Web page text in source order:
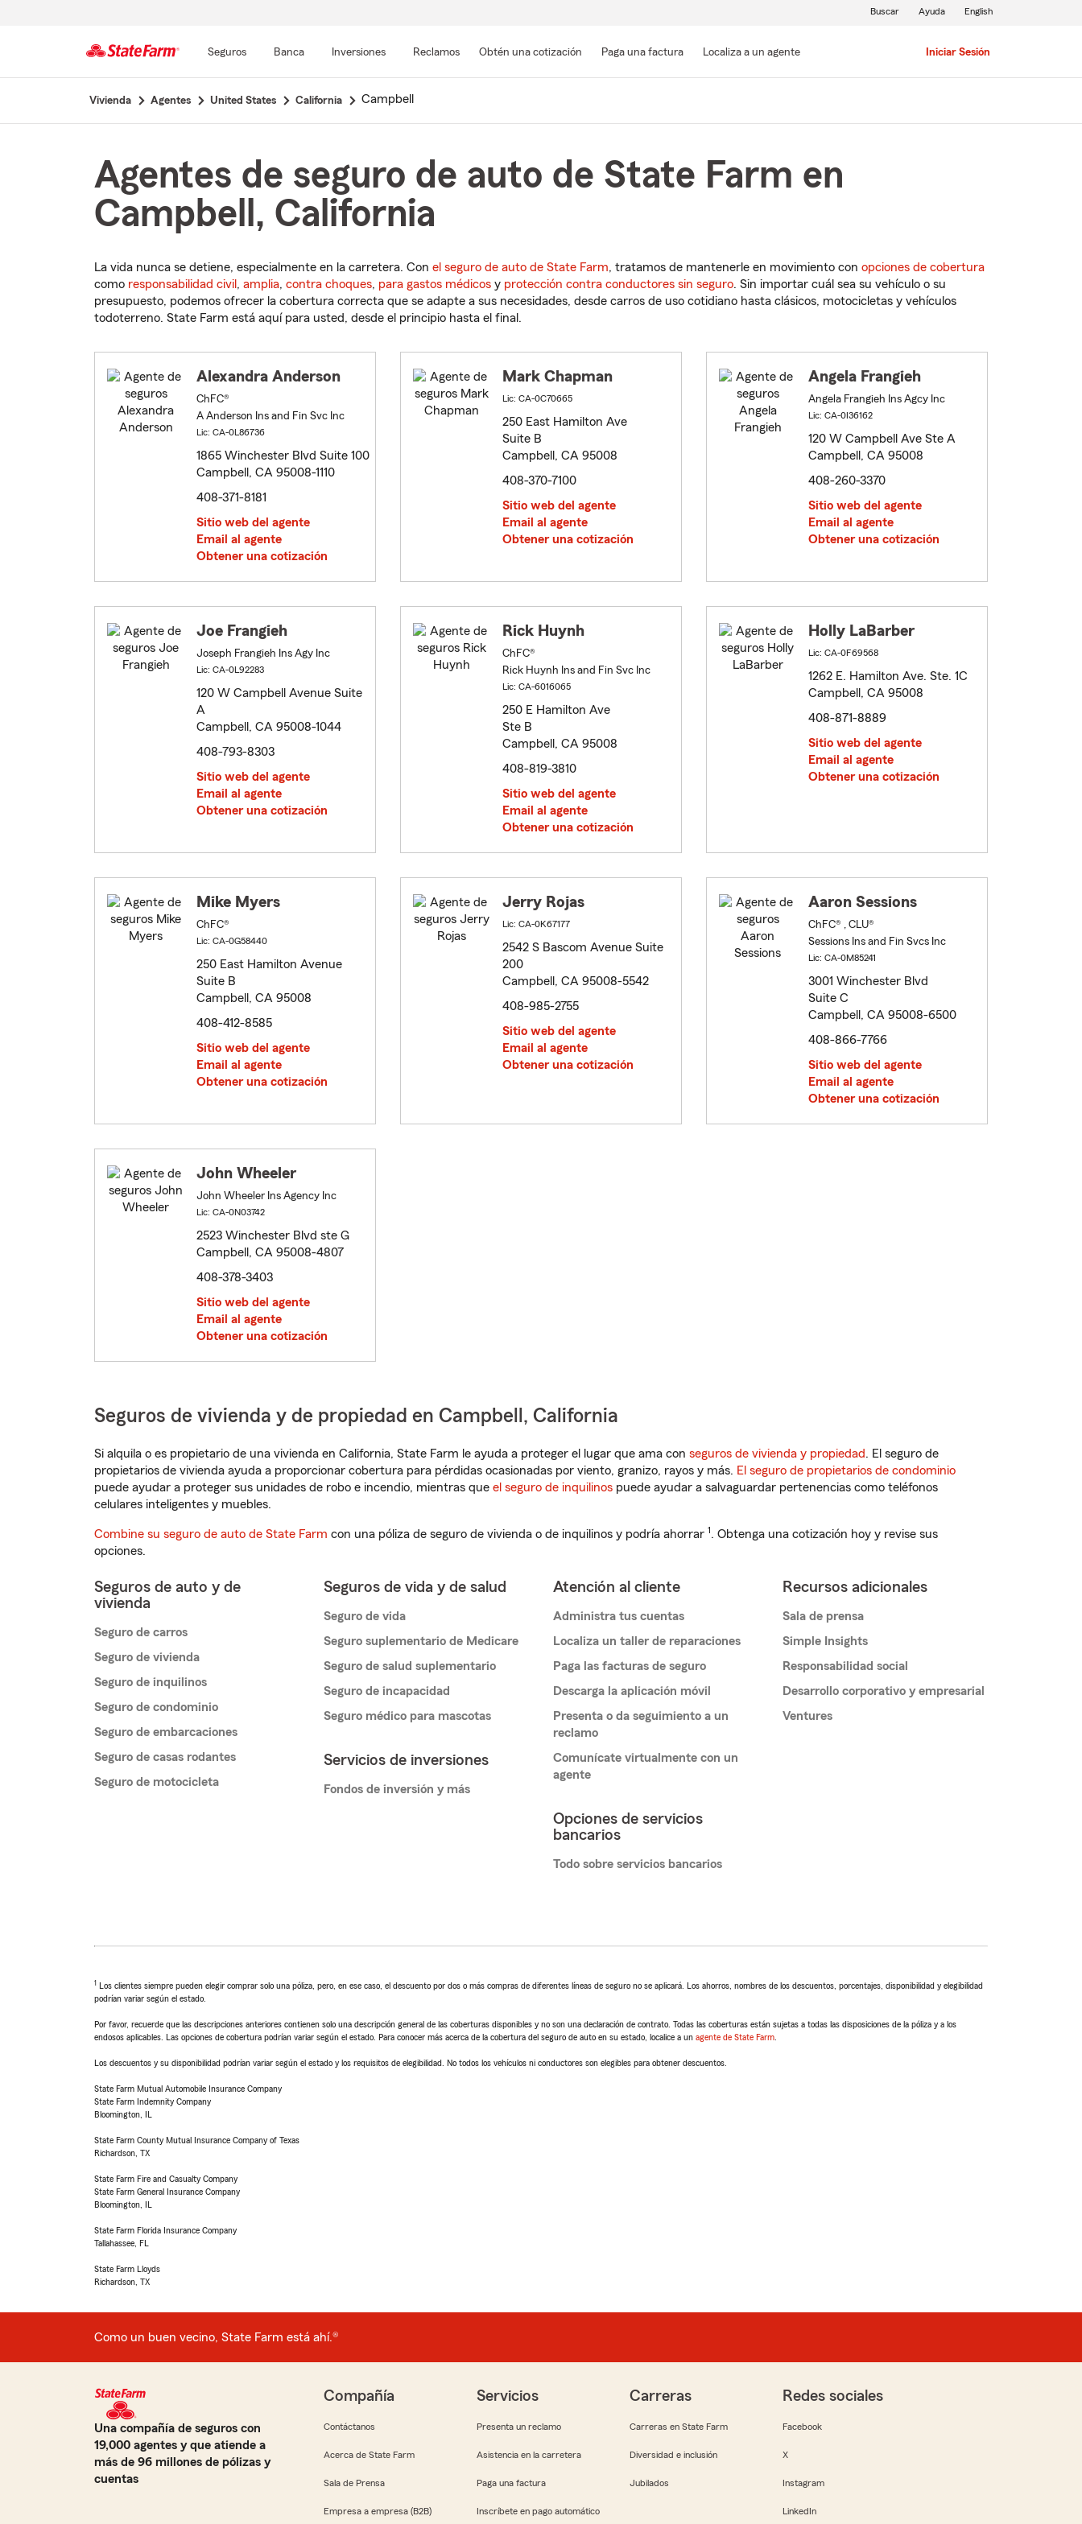
contenido
Seguros Banca Inversiones Reclamos Obtén una cotización Paga una factura Localiza a un agente Iniciar Sesión
Buscar Ayuda English
Vivienda Agentes United States California Campbell
Agentes de seguro de auto de State Farm en
Campbell, California
La vida nunca se detiene, especialmente en la carretera. Con el seguro de auto de State Farm, tratamos de mantenerle en movimiento con opciones de cobertura
como responsabilidad civil , amplia, contra choques, para gastos médicos y protección contra conductores sin seguro. Sin importar cuál sea su vehículo o su
presupuesto, podemos ofrecer la cobertura correcta que se adapte a sus necesidades, desde carros de uso cotidiano hasta clásicos, motocicletas y vehículos
todoterreno. State Farm está aquí para usted, desde el principio hasta el final.
Alexandra Anderson
ChFC®
A Anderson Ins and Fin Svc Inc
Lic: CA-0L86736
1865 Winchester Blvd Suite 100
Campbell, CA 95008-1110
408-371-8181
Sitio web del agente
Email al agente
Obtener una cotización
Mark Chapman
Lic: CA-0C70665
250 East Hamilton Ave
Suite B
Campbell, CA 95008
408-370-7100
Sitio web del agente
Email al agente
Obtener una cotización
Angela Frangieh
Angela Frangieh Ins Agcy Inc
Lic: CA-0I36162
120 W Campbell Ave Ste A
Campbell, CA 95008
408-260-3370
Sitio web del agente
Email al agente
Obtener una cotización
Joe Frangieh
Joseph Frangieh Ins Agy Inc
Lic: CA-0L92283
120 W Campbell Avenue Suite
A
Campbell, CA 95008-1044
408-793-8303
Sitio web del agente
Email al agente
Obtener una cotización
Rick Huynh
ChFC®
Rick Huynh Ins and Fin Svc Inc
Lic: CA-6016065
250 E Hamilton Ave
Ste B
Campbell, CA 95008
408-819-3810
Sitio web del agente
Email al agente
Obtener una cotización
Holly LaBarber
Lic: CA-0F69568
1262 E. Hamilton Ave. Ste. 1C
Campbell, CA 95008
408-871-8889
Sitio web del agente
Email al agente
Obtener una cotización
Mike Myers
ChFC®
Lic: CA-0G58440
250 East Hamilton Avenue
Suite B
Campbell, CA 95008
408-412-8585
Sitio web del agente
Email al agente
Obtener una cotización
Jerry Rojas
Lic: CA-0K67177
2542 S Bascom Avenue Suite
200
Campbell, CA 95008-5542
408-985-2755
Sitio web del agente
Email al agente
Obtener una cotización
Aaron Sessions
ChFC® , CLU®
Sessions Ins and Fin Svcs Inc
Lic: CA-0M85241
3001 Winchester Blvd
Suite C
Campbell, CA 95008-6500
408-866-7766
Sitio web del agente
Email al agente
Obtener una cotización
John Wheeler
John Wheeler Ins Agency Inc
Lic: CA-0N03742
2523 Winchester Blvd ste G
Campbell, CA 95008-4807
408-378-3403
Sitio web del agente
Email al agente
Obtener una cotización
Seguros de vivienda y de propiedad en Campbell, California
Si alquila o es propietario de una vivienda en California, State Farm le ayuda a proteger el lugar que ama con seguros de vivienda y propiedad. El seguro de
propietarios de vivienda ayuda a proporcionar cobertura para pérdidas ocasionadas por viento, granizo, rayos y más. El seguro de propietarios de condominio
puede ayudar a proteger sus unidades de robo e incendio, mientras que el seguro de inquilinos puede ayudar a salvaguardar pertenencias como teléfonos
celulares inteligentes y muebles.
Combine su seguro de auto de State Farm con una póliza de seguro de vivienda o de inquilinos y podría ahorrar 1. Obtenga una cotización hoy y revise sus
opciones.
Seguros de auto y de
vivienda
Seguro de carros
Seguro de vivienda
Seguro de inquilinos
Seguro de condominio
Seguro de embarcaciones
Seguro de casas rodantes
Seguro de motocicleta
Seguros de vida y de salud
Seguro de vida
Seguro suplementario de Medicare
Seguro de salud suplementario
Seguro de incapacidad
Seguro médico para mascotas
Servicios de inversiones
Fondos de inversión y más
Atención al cliente
Administra tus cuentas
Localiza un taller de reparaciones
Paga las facturas de seguro
Descarga la aplicación móvil
Presenta o da seguimiento a un
reclamo
Comunícate virtualmente con un
agente
Opciones de servicios
bancarios
Todo sobre servicios bancarios
Recursos adicionales
Sala de prensa
Simple Insights
Responsabilidad social
Desarrollo corporativo y empresarial
Ventures
1 Los clientes siempre pueden elegir comprar solo una póliza, pero, en ese caso, el descuento por dos o más compras de diferentes líneas de seguro no se aplicará. Los ahorros, nombres de los descuentos, porcentajes, disponibilidad y elegibilidad
podrían variar según el estado.
Por favor, recuerde que las descripciones anteriores contienen solo una descripción general de las coberturas disponibles y no son una declaración de contrato. Todas las coberturas están sujetas a todas las disposiciones de la póliza y a los
endosos aplicables. Las opciones de cobertura podrían variar según el estado. Para conocer más acerca de la cobertura del seguro de auto en su estado, localice a un agente de State Farm
Los descuentos y su disponibilidad podrían variar según el estado y los requisitos de elegibilidad. No todos los vehículos ni conductores son elegibles para obtener descuentos.
State Farm Mutual Automobile Insurance Company
State Farm Indemnity Company
Bloomington, IL
State Farm County Mutual Insurance Company of Texas
Richardson, TX
State Farm Fire and Casualty Company
State Farm General Insurance Company
Bloomington, IL
State Farm Florida Insurance Company
Tallahassee, FL
State Farm Lloyds
Richardson, TX
Como un buen vecino, State Farm está ahí.®
Una compañía de seguros con
19,000 agentes y que atiende a
más de 96 millones de pólizas y
cuentas
Compañía
Contáctanos
Acerca de State Farm
Sala de Prensa
Empresa a empresa (B2B)
Servicios
Presenta un reclamo
Asistencia en la carretera
Paga una factura
Inscríbete en pago automático
Carreras
Carreras en State Farm
Diversidad e inclusión
Jubilados
Redes sociales
Facebook
X
Instagram
LinkedIn